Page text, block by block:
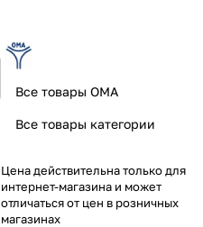
Все товары OMA
Все товары категории
Цена действительна только для
интернет-магазина и может
отличаться от цен в розничных
магазинах